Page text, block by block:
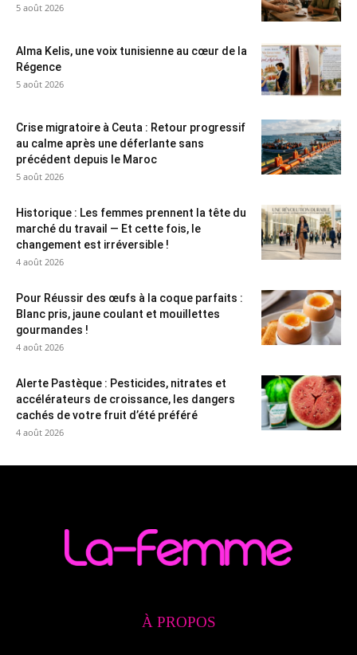
5 août 2026
Alma Kelis, une voix tunisienne au cœur de la
Régence
5 août 2026
Crise migratoire à Ceuta : Retour progressif
au calme après une déferlante sans
précédent depuis le Maroc
5 août 2026
Historique : Les femmes prennent la tête du
marché du travail — Et cette fois, le
changement est irréversible !
4 août 2026
Pour Réussir des œufs à la coque parfaits :
Blanc pris, jaune coulant et mouillettes
gourmandes !
4 août 2026
Alerte Pastèque : Pesticides, nitrates et
accélérateurs de croissance, les dangers
cachés de votre fruit d’été préféré
4 août 2026
À PROPOS